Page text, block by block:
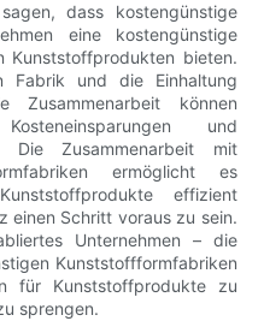
dass kostengünstige
eine kostengünstige
Kunststoffprodukten bieten.
Fabrik und die Einhaltung
können
und
Die Zusammenarbeit mit
ermöglicht es
effizient
einen Schritt voraus zu sein.
Unternehmen – die
Kunststoffformfabriken
für Kunststoffprodukte zu
sprengen.